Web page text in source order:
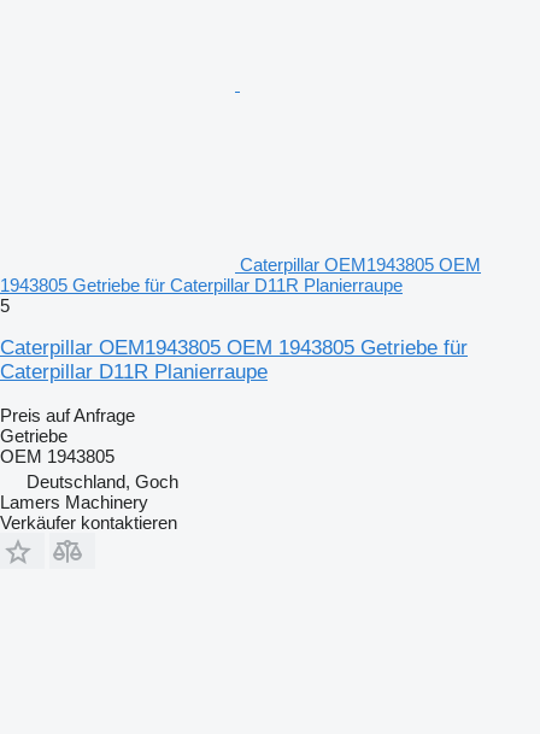
Caterpillar OEM1943805 OEM
1943805 Getriebe für Caterpillar D11R Planierraupe
5
Caterpillar OEM1943805 OEM 1943805 Getriebe für
Caterpillar D11R Planierraupe
Preis auf Anfrage
Getriebe
OEM 1943805
Deutschland, Goch
Lamers Machinery
Verkäufer kontaktieren